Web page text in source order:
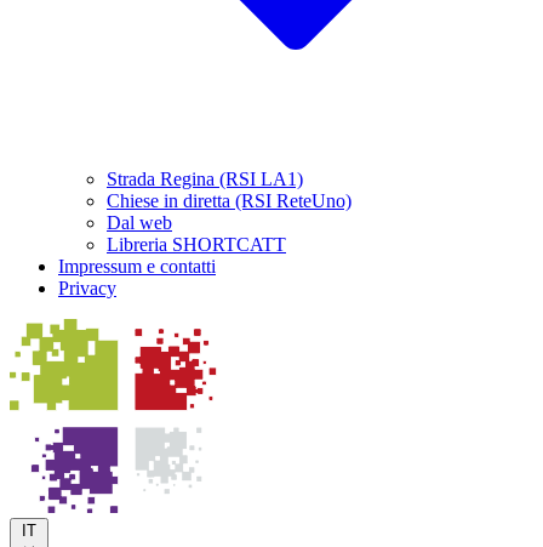
Strada Regina (RSI LA1)
Chiese in diretta (RSI ReteUno)
Dal web
Libreria SHORTCATT
Impressum e contatti
Privacy
IT